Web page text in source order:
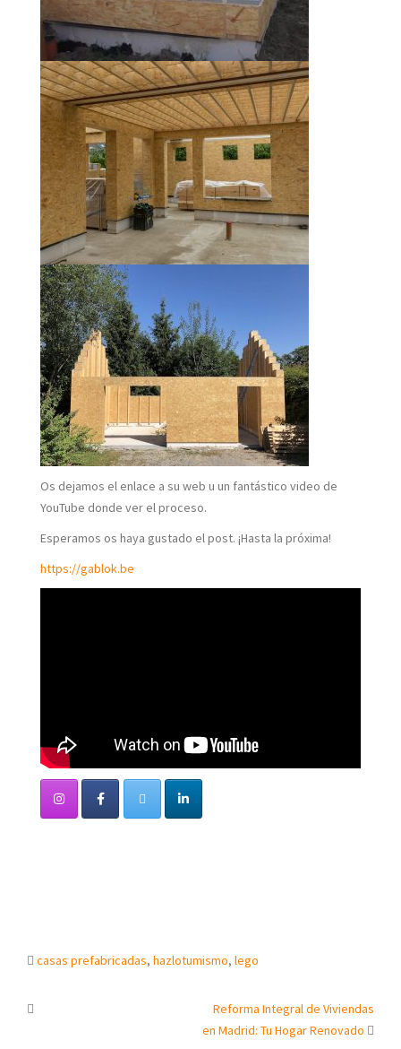
Os dejamos el enlace a su web u un fantástico video de
YouTube donde ver el proceso.
Esperamos os haya gustado el post. ¡Hasta la próxima!
https://gablok.be
casas prefabricadas, hazlotumismo, lego
Post
Reforma Integral de Viviendas
en Madrid: Tu Hogar Renovado